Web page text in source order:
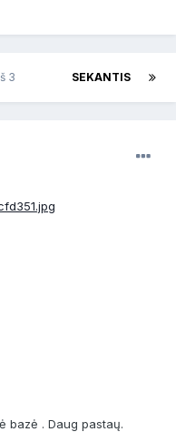
SEKANTIS
3
bazė . Daug pastaų.